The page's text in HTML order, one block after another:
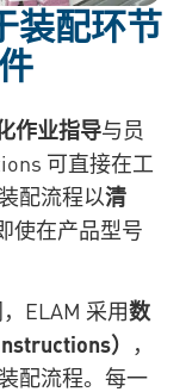
装配环节
作业指导与员
可直接在工
配流程以清
使在产品型号
ELAM 采用数
）
，
配流程。每一